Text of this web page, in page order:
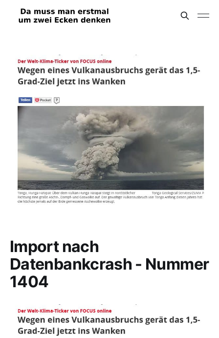
Import nach
Datenbankcrash - Nummer
1404